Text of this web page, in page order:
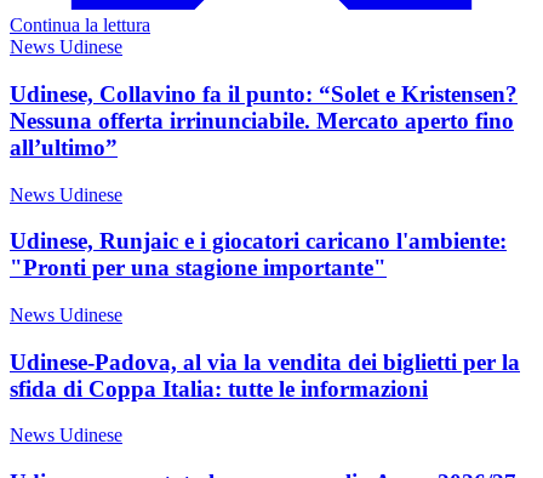
Continua la lettura
News Udinese
Udinese, Collavino fa il punto: “Solet e Kristensen?
Nessuna offerta irrinunciabile. Mercato aperto fino
all’ultimo”
News Udinese
Udinese, Runjaic e i giocatori caricano l'ambiente:
"Pronti per una stagione importante"
News Udinese
Udinese-Padova, al via la vendita dei biglietti per la
sfida di Coppa Italia: tutte le informazioni
News Udinese